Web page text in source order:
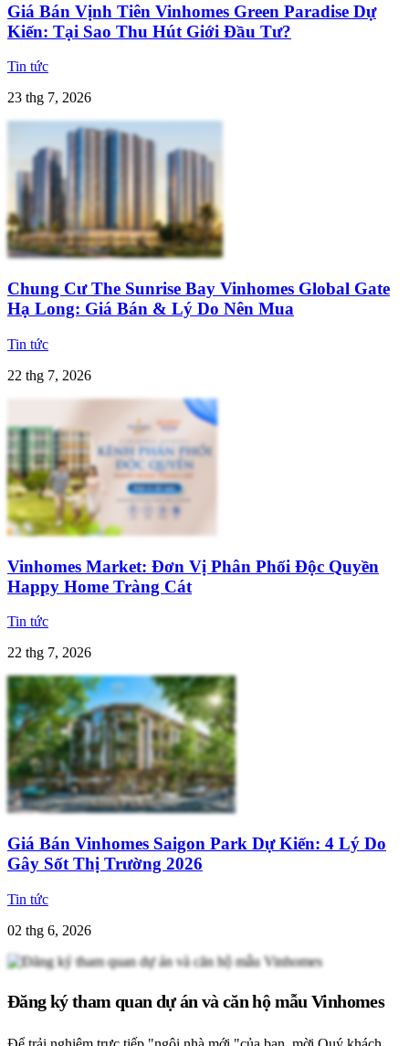
Giá Bán Vịnh Tiên Vinhomes Green Paradise Dự
Kiến: Tại Sao Thu Hút Giới Đầu Tư?
Tin tức
23 thg 7, 2026
Chung Cư The Sunrise Bay Vinhomes Global Gate
Hạ Long: Giá Bán & Lý Do Nên Mua
Tin tức
22 thg 7, 2026
Vinhomes Market: Đơn Vị Phân Phối Độc Quyền
Happy Home Tràng Cát
Tin tức
22 thg 7, 2026
Giá Bán Vinhomes Saigon Park Dự Kiến: 4 Lý Do
Gây Sốt Thị Trường 2026
Tin tức
02 thg 6, 2026
Đăng ký tham quan dự án và căn hộ mẫu Vinhomes